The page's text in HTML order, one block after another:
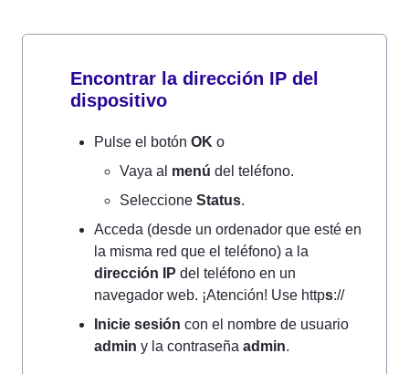
Encontrar la dirección IP del
dispositivo
Pulse el botón OK o
Vaya al menú del teléfono.
Seleccione Status.
Acceda (desde un ordenador que esté en
dirección IP del teléfono en un
navegador web. ¡Atención! Use https://
Inicie sesión
admin y la contraseña admin.